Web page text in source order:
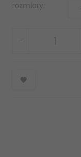
rozmiary: